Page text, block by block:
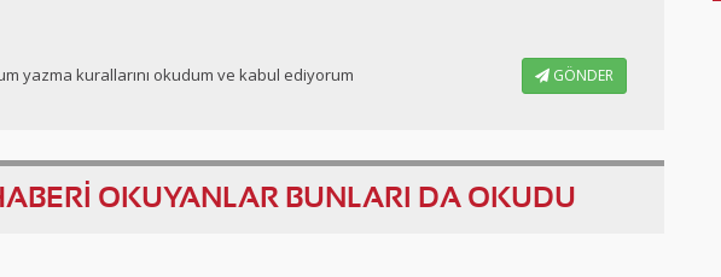
yazma kurallarını okudum ve kabul ediyorum GÖNDER
OKUYANLAR BUNLARI DA OKUDU